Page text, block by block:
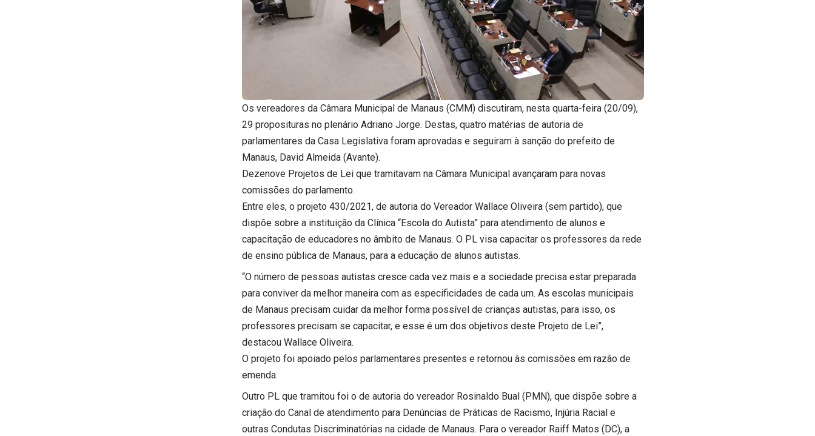
Os vereadores da Câmara Municipal de Manaus (CMM) discutiram, nesta quarta-feira (20/09),
29 proposituras no plenário Adriano Jorge. Destas, quatro matérias de autoria de
parlamentares da Casa Legislativa foram aprovadas e seguiram à sanção do prefeito de
Manaus, David Almeida (Avante).
Dezenove Projetos de Lei que tramitavam na Câmara Municipal avançaram para novas
comissões do parlamento.
Entre eles, o projeto 430/2021, de autoria do Vereador Wallace Oliveira (sem partido), que
dispõe sobre a instituição da Clínica “Escola do Autista” para atendimento de alunos e
capacitação de educadores no âmbito de Manaus. O PL visa capacitar os professores da rede
de ensino pública de Manaus, para a educação de alunos autistas.
“O número de pessoas autistas cresce cada vez mais e a sociedade precisa estar preparada
para conviver da melhor maneira com as especificidades de cada um. As escolas municipais
de Manaus precisam cuidar da melhor forma possível de crianças autistas, para isso, os
professores precisam se capacitar, e esse é um dos objetivos deste Projeto de Lei”,
destacou Wallace Oliveira.
O projeto foi apoiado pelos parlamentares presentes e retornou às comissões em razão de
emenda.
Outro PL que tramitou foi o de autoria do vereador Rosinaldo Bual (PMN), que dispõe sobre a
criação do Canal de atendimento para Denúncias de Práticas de Racismo, Injúria Racial e
outras Condutas Discriminatórias na cidade de Manaus. Para o vereador Raiff Matos (DC), a